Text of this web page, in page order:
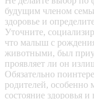
будущим членом
здоровье и
Уточните,
что малыш с
животными, был
проявляет ли он
Обязательно
родителей, особенно
состояние здоровья и